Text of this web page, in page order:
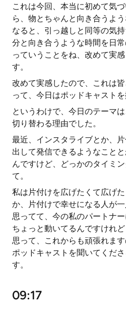
これは今回、本当に初めて気
ら、物とちゃんと向き合うよ
なると、引っ越しと同等の気
分と向き合うような時間を日
っていうことをね、改めて実
す。
改めて実感したので、これは
って、今日はポッドキャストを
というわけで、今日のテーマ
切り替わる理由でした。
最近、インスタライブとか、
出して発信できるようなこと
んですけど、どっかのタイミ
て。
私は片付けを広げたくて広げ
か、片付けで幸せになる人が
思ってて、今の私のパートナー
ちょっと動いてるんですけれ
思って、これからも頑張れま
ポッドキャストを聞いてくだ
す。
09:17